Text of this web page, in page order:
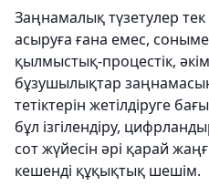
Заңнамалық түзетулер
асыруға ғана емес,
қылмыстық-процестік,
бұзушылықтар
тетіктерін жетілдіруге
бұл ізгілендіру,
сот жүйесін әрі қарай
кешенді құқықтық шешім.